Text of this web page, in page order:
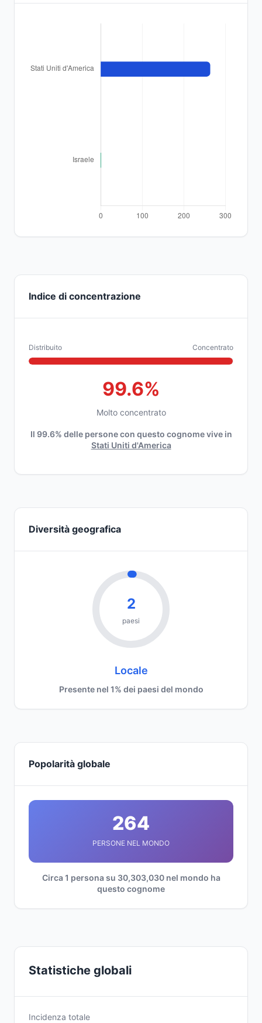
Indice di concentrazione
Distribuito Concentrato
99.6%
Molto concentrato
Il 99.6% delle persone con questo cognome vive in
Stati Uniti d'America
Diversità geografica
2
paesi
Locale
Presente nel 1% dei paesi del mondo
Popolarità globale
264
PERSONE NEL MONDO
Circa 1 persona su 30,303,030 nel mondo ha
questo cognome
Statistiche globali
Incidenza totale